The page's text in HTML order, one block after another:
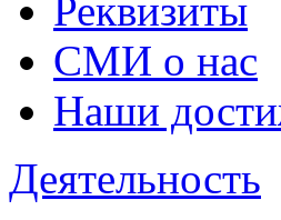
Реквизиты
СМИ о нас
Наши
Деятельность